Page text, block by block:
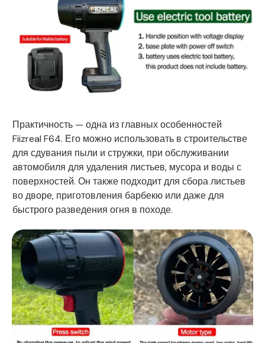
Практичность — одна из главных особенностей
Fiizreal F64. Его можно использовать в строительстве
для сдувания пыли и стружки, при обслуживании
автомобиля для удаления листьев, мусора и воды с
поверхностей. Он также подходит для сбора листьев
во дворе, приготовления барбекю или даже для
быстрого разведения огня в походе.